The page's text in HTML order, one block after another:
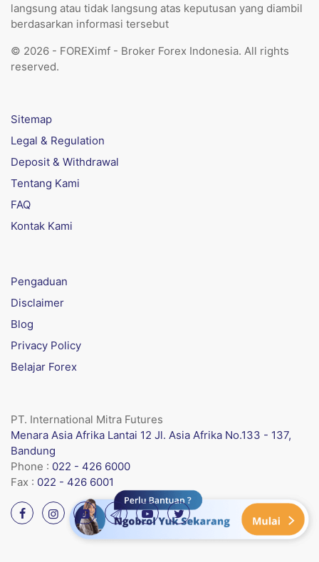
langsung atau tidak langsung atas keputusan yang diambil
berdasarkan informasi tersebut
© 2026 - FOREXimf - Broker Forex Indonesia. All rights
reserved.
Sitemap
Legal & Regulation
Deposit & Withdrawal
Tentang Kami
FAQ
Kontak Kami
Pengaduan
Disclaimer
Blog
Privacy Policy
Belajar Forex
PT. International Mitra Futures
Menara Asia Afrika Lantai 12 Jl. Asia Afrika No.133 - 137,
Bandung
Phone : 022 - 426 6000
Fax : 022 - 426 6001